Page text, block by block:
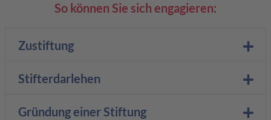
So können Sie sich engagieren:
Zustiftung
Stifterdarlehen
Gründung einer Stiftung